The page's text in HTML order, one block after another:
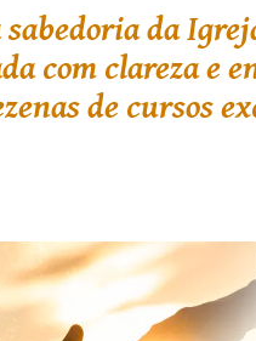
sabedoria da
com clareza e
de cursos